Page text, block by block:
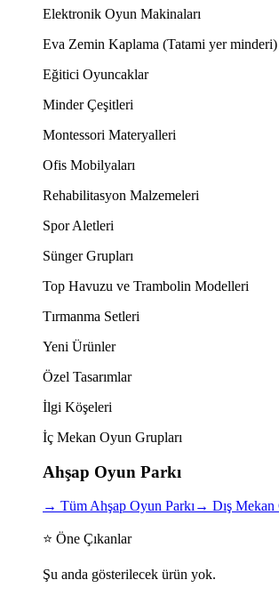
Elektronik Oyun Makinaları
Eva Zemin Kaplama (Tatami yer minderi)
Eğitici Oyuncaklar
Minder Çeşitleri
Montessori Materyalleri
Ofis Mobilyaları
Rehabilitasyon Malzemeleri
Spor Aletleri
Sünger Grupları
Top Havuzu ve Trambolin Modelleri
Tırmanma Setleri
Yeni Ürünler
Özel Tasarımlar
İlgi Köşeleri
İç Mekan Oyun Grupları
Ahşap Oyun Parkı
→ Tüm Ahşap Oyun Parkı→ Dış Mekan
⭐ Öne Çıkanlar
Şu anda gösterilecek ürün yok.